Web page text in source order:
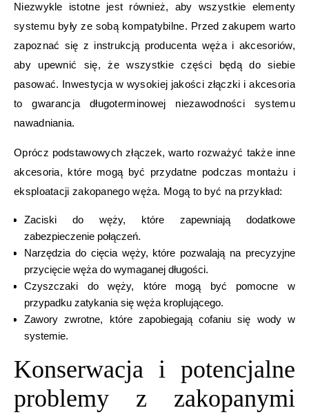
Niezwykle istotne jest również, aby wszystkie elementy
systemu były ze sobą kompatybilne. Przed zakupem warto
zapoznać się z instrukcją producenta węża i akcesoriów,
aby upewnić się, że wszystkie części będą do siebie
pasować. Inwestycja w wysokiej jakości złączki i akcesoria
to gwarancja długoterminowej niezawodności systemu
nawadniania.
Oprócz podstawowych złączek, warto rozważyć także inne
akcesoria, które mogą być przydatne podczas montażu i
eksploatacji zakopanego węża. Mogą to być na przykład:
Zaciski do węży, które zapewniają dodatkowe
zabezpieczenie połączeń.
Narzędzia do cięcia węży, które pozwalają na precyzyjne
przycięcie węża do wymaganej długości.
Czyszczaki do węży, które mogą być pomocne w
przypadku zatykania się węża kroplującego.
Zawory zwrotne, które zapobiegają cofaniu się wody w
systemie.
Konserwacja i potencjalne
problemy z zakopanymi